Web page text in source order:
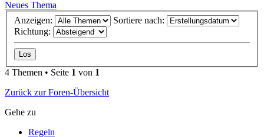
Neues Thema
Anzeigen:
Sortiere nach:
Richtung:
4 Themen • Seite 1 von 1
Zurück zur Foren-Übersicht
Gehe zu
Regeln